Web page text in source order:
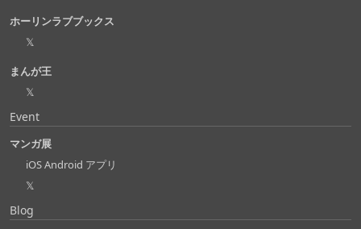
ホーリンラブブックス
𝕏
まんが王
𝕏
Event
マンガ展
iOS Android アプリ
𝕏
Blog